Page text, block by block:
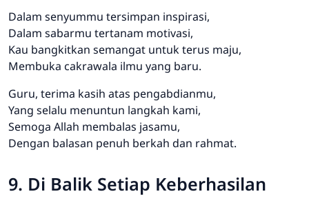
Dalam senyummu tersimpan inspirasi,
Dalam sabarmu tertanam motivasi,
Kau bangkitkan semangat untuk terus maju,
Membuka cakrawala ilmu yang baru.
Guru, terima kasih atas pengabdianmu,
Yang selalu menuntun langkah kami,
Semoga Allah membalas jasamu,
Dengan balasan penuh berkah dan rahmat.
9. Di Balik Setiap Keberhasilan